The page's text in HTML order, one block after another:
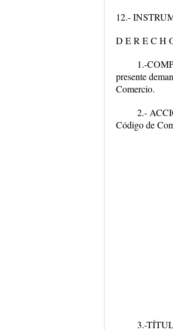
12.-
D E R E C H
1.-
presente
Comercio.
2.-
Código de
3.-